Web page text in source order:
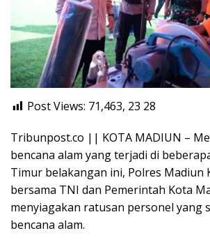
Post Views: 71,463, 23 28
Tribunpost.co || KOTA MADIUN –
bencana alam yang terjadi di
Timur belakangan ini, Polres Madiun
bersama TNI dan Pemerintah Kota
menyiagakan ratusan personel yang
bencana alam.